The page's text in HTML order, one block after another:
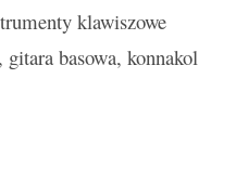
klawiszowe
basowa, konnakol